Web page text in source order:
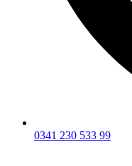
0341 230 533 99